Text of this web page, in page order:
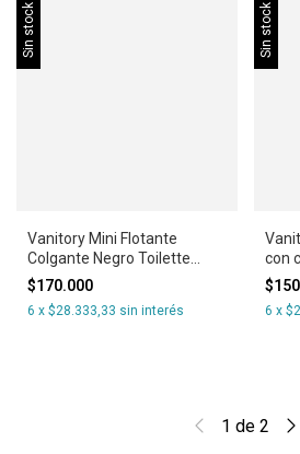
Sin stock
Vanitory Mini Flotante
Colgante Negro Toilette
Bacha Loza Piazza
$170.000
6 x $28.333,33 sin interés
Sin stock
con
6 x
1 de 2